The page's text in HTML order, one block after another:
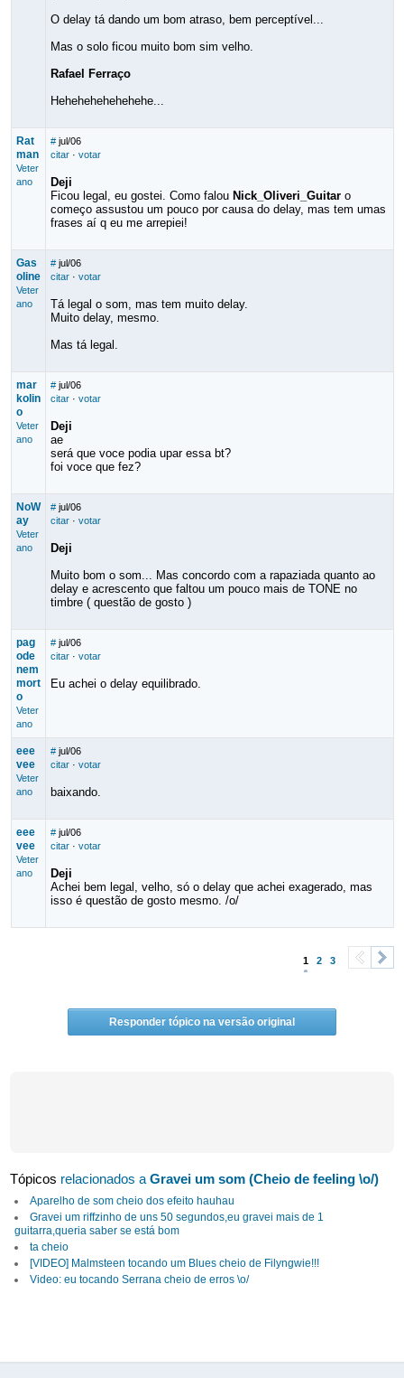
O delay tá dando um bom atraso, bem perceptível...
Mas o solo ficou muito bom sim velho.
Rafael Ferraço
Hehehehehehehehe...
Rat
man
Veter
ano
# jul/06
citar· votar
Deji
Ficou legal, eu gostei. Como falou Nick_Oliveri_Guitaro
começo assustou um pouco por causa do delay, mas tem umas
frases aí q eu me arrepiei!
Gas
oline
Veter
ano
# jul/06
citar· votar
Tá legal o som, mas tem muito delay.
Muito delay, mesmo.
Mas tá legal.
mar
kolin
o
Veter
ano
# jul/06
citar· votar
Deji
ae
será que voce podia upar essa bt?
foi voce que fez?
NoW
ay
Veter
ano
# jul/06
citar· votar
Deji
Muito bom o som... Mas concordo com a rapaziada quanto ao
delay e acrescento que faltou um pouco mais de TONE no
timbre ( questão de gosto )
pag
ode
nem
mort
o
Veter
ano
# jul/06
citar· votar
Eu achei o delay equilibrado.
eee
vee
Veter
ano
# jul/06
citar· votar
baixando.
eee
vee
Veter
ano
# jul/06
citar· votar
Deji
Achei bem legal, velho, só o delay que achei exagerado, mas
isso é questão de gosto mesmo. /o/
1 2 3
Responder tópico na versão original
Tópicos relacionados aGravei um som (Cheio de feeling \o/)
Aparelho de som cheio dos efeito hauhau
Gravei um riffzinho de uns 50 segundos,eu gravei mais de 1
guitarra,queria saber se está bom
ta cheio
[VIDEO] Malmsteen tocando um Blues cheio de Filyngwie!!!
Video: eu tocando Serrana cheio de erros \o/